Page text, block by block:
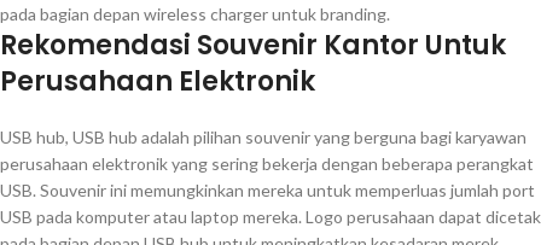
pada bagian depan wireless charger untuk branding.
Rekomendasi Souvenir Kantor Untuk
Perusahaan Elektronik
USB hub, USB hub adalah pilihan souvenir yang berguna bagi karyawan
perusahaan elektronik yang sering bekerja dengan beberapa perangkat
USB. Souvenir ini memungkinkan mereka untuk memperluas jumlah port
USB pada komputer atau laptop mereka. Logo perusahaan dapat dicetak